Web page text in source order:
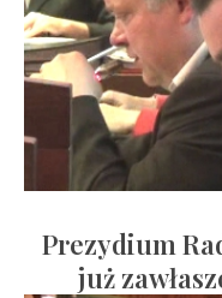
Prezydium
już